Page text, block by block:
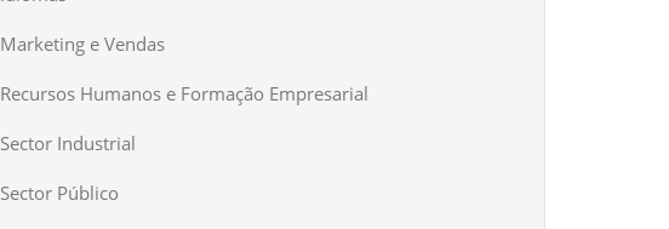
Marketing e Vendas
Recursos Humanos e Formação Empresarial
Sector Industrial
Sector Público